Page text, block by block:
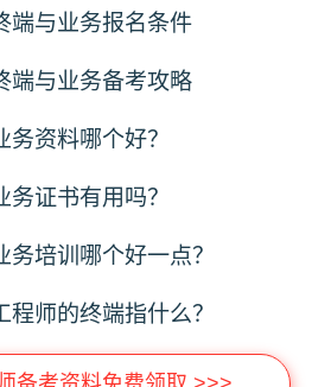
端与业务报名条件
端与业务备考攻略
资料哪个好？
证书有用吗？
培训哪个好一点？
师的终端指什么？